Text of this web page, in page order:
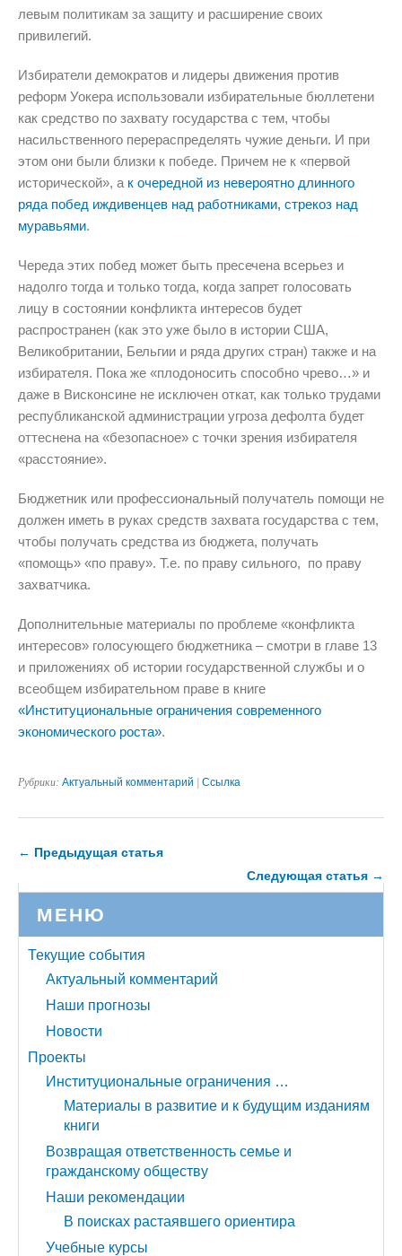
левым политикам за защиту и расширение своих
привилегий.
Избиратели демократов и лидеры движения против
реформ Уокера использовали избирательные бюллетени
как средство по захвату государства с тем, чтобы
насильственного перераспределять чужие деньги. И при
этом они были близки к победе. Причем не к «первой
исторической», а к очередной из невероятно длинного
ряда побед иждивенцев над работниками, стрекоз над
муравьями.
Череда этих побед может быть пресечена всерьез и
надолго тогда и только тогда, когда запрет голосовать
лицу в состоянии конфликта интересов будет
распространен (как это уже было в истории США,
Великобритании, Бельгии и ряда других стран) также и на
избирателя. Пока же «плодоносить способно чрево…» и
даже в Висконсине не исключен откат, как только трудами
республиканской администрации угроза дефолта будет
оттеснена на «безопасное» с точки зрения избирателя
«расстояние».
Бюджетник или профессиональный получатель помощи не
должен иметь в руках средств захвата государства с тем,
чтобы получать средства из бюджета, получать
«помощь» «по праву». Т.е. по праву сильного, по праву
захватчика.
Дополнительные материалы по проблеме «конфликта
интересов» голосующего бюджетника – смотри в главе 13
и приложениях об истории государственной службы и о
всеобщем избирательном праве в книге
«Институциональные ограничения современного
экономического роста».
Рубрики: Актуальный комментарий | Ссылка
← Предыдущая статья
Следующая статья →
МЕНЮ
Текущие события
Актуальный комментарий
Наши прогнозы
Новости
Проекты
Институциональные ограничения …
Материалы в развитие и к будущим изданиям
книги
Возвращая ответственность семье и
гражданскому обществу
Наши рекомендации
В поисках растаявшего ориентира
Учебные курсы